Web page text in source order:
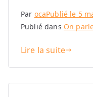
Par ocaPublié le 5
Publié dans On
Lire la suite